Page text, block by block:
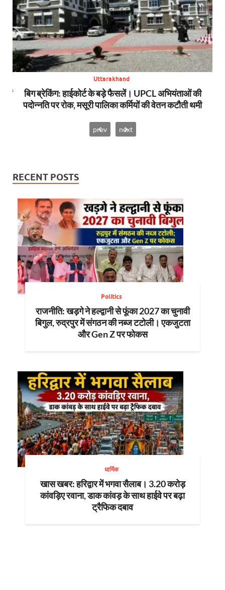
Uttarakhand
बिग ब्रेकिंग: हाईकोर्ट के बड़े फैसलें। UPCL अभियंताओं की
पदोन्नति पर रोक, मसूरी पालिका कर्मियों की वेतन कटौती थमी
prev next
RECENT POSTS
Politics
राजनीति: खड़गे ने हल्द्वानी से फूंका 2027 का चुनावी
बिगुल, रुद्रपुर में संगठन की नब्ज टटोली। एकजुटता
और Gen Z पर फोकस
धार्मिक
खास खबर: हरिद्वार में भगवा सैलाब। 3.20 करोड़
कांवड़िए रवाना, डाक कांवड़ के साथ हाईवे पर बढ़ा
ट्रैफिक दबाव